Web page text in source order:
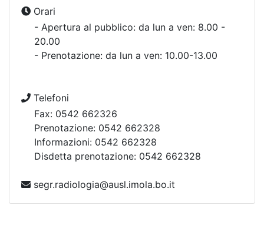
Orari
- Apertura al pubblico: da lun a ven: 8.00 -
20.00
- Prenotazione: da lun a ven: 10.00-13.00
Telefoni
Fax: 0542 662326
Prenotazione: 0542 662328
Informazioni: 0542 662328
Disdetta prenotazione: 0542 662328
segr.radiologia@ausl.imola.bo.it